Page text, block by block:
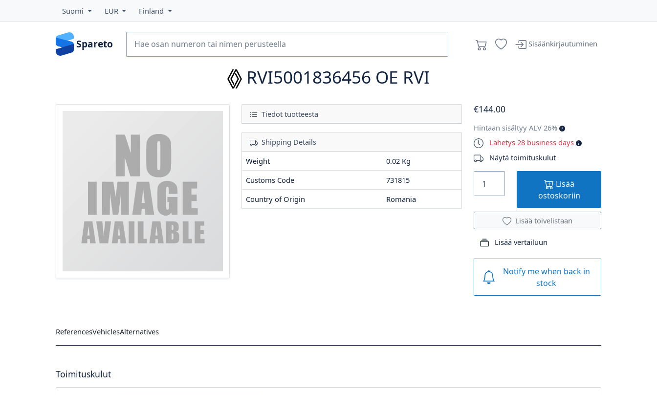
Suomi EUR Finland
Spareto Sisäänkirjautuminen
RVI5001836456 OE RVI
Tiedot tuotteesta
Shipping Details
Weight
0.02 Kg
Customs Code
731815
Country of Origin
Romania
€144.00
Hintaan sisältyy ALV 26%
Lähetys 28 business days
Näytä toimituskulut
Lisää
ostoskoriin
Lisää toivelistaan
Lisää vertailuun
Notify me when back in
stock
ReferencesVehiclesAlternatives
Toimituskulut